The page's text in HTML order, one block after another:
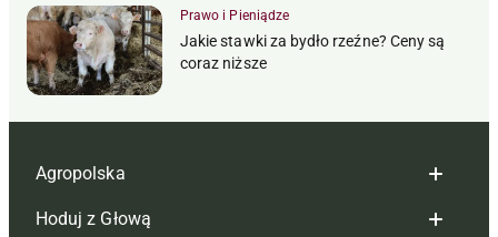
Prawo i Pieniądze
Jakie stawki za bydło rzeźne? Ceny są
coraz niższe
Agropolska
Redakcja
Hoduj z Głową